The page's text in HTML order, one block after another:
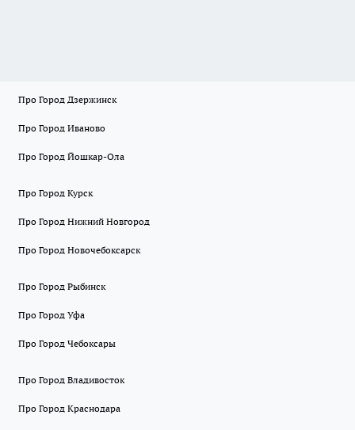
Про Город Дзержинск
Про Город Иваново
Про Город Йошкар-Ола
Про Город Курск
Про Город Нижний Новгород
Про Город Новочебоксарск
Про Город Рыбинск
Про Город Уфа
Про Город Чебоксары
Про Город Владивосток
Про Город Краснодара